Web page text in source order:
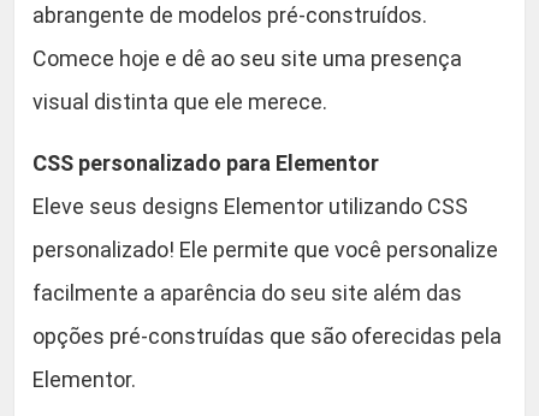
abrangente de modelos pré-construídos.
Comece hoje e dê ao seu site uma presença
visual distinta que ele merece.
CSS personalizado para Elementor
Eleve seus designs Elementor utilizando CSS
personalizado! Ele permite que você personalize
facilmente a aparência do seu site além das
opções pré-construídas que são oferecidas pela
Elementor.